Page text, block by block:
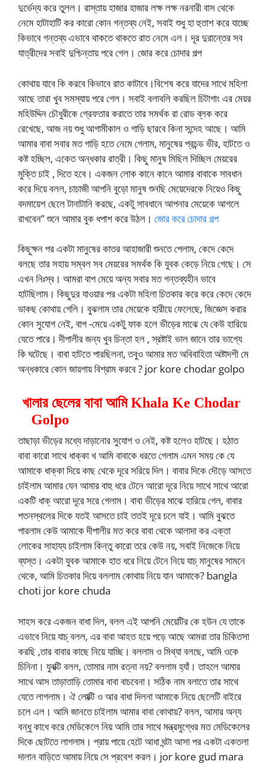
দুর্ভেদ্য করে তুলল। রাস্তায় হাজার হাজার লক্ষ লক্ষ নরনারী বাস থেকে
নেমে হাটাহাটি কর কারো কোন গন্তব্য নেই, সবাই শুধু হা হুতাশ করে যাচ্ছে
কিভাবে গন্তব্য এভাবে থাকতে থাকতে রাত নেমে এল। দূর দুরান্তের সব
যাত্রীদের সবাই দুশ্চিন্তায় পরে গেল। জোর করে চোদার গল্প
কোথায় যাবে কি করবে কিভাবে রাত কাটাবে।বিশেষ করে যাদের সাথে মহিলা
আছে তারা খুব সমস্যায় পরে গেল। সবাই বলাবলি করছিল চিটাগাং এর মেয়র
মহিউদ্দিন চৌধুরীকে গ্রেফতার করাতে তার সমর্থক রা রোড ব্লক করে
রেখেছে, আজ নয় শুধু আগামীকাল ও গাড়ি ছারবে কিনা সন্দেহ আছে। আমি
আমার বাবা সবার মত গাড়ি হতে নেমে গেলাম, মানুষের প্রচন্ড ভীর, হাটতে ও
কষ্ট হচ্ছিল, একেত অন্ধকার রাত্রী। কিছু মানুষ মিছিল দিচ্ছিল মেয়রের
মুক্তি চাই , দিতে হবে। একজন লোক কানে কানে আমার বাবাকে সাবধান
করে দিয়ে বলল, চাচাজী আপনি বুড়ো মানুষ শুনছি মেয়েদেরকে নিয়েও কিছু
বদমায়েশ ছেলে টানাটানি করছে, একটু সাবধানে আপনার মেয়েকে আগলে
রাখবেন” শুনে আমার বুক ধপাশ করে উঠল। জোর করে চোদার গল্প
কিছুক্ষন পর একটা মানুষের কাতর আহাজারী শুনতে পেলাম, কেদে কেদে
বলছে তার সহায় সম্বল সব মেয়রের সমর্থক কি যুবক কেড়ে নিয়ে গেছে। সে
এখন নিঃস্ব। আমরা বাপ মেয়ে অন্য সবার মত গন্তব্যহীন ভাবে
হাটছিলাম। কিছুদুর যাওয়ার পর একটা মহিলা চিতকার করে করে কেদে কেদে
ডাকছ কোথায় গেলি। বুঝলাম তার মেয়েকে হারীয়ে ফেলেছে, জিজ্ঞেস করার
কোন সুযোগ নেই, বাপ -মেয়ে একটু ফাক হলে ভীড়ের মাঝে যে কেউ হারিয়ে
যেতে পারে। দীপালীর জন্য খুব চিন্তা হল , স্রষ্টাই ভাল জানে তার ভাগ্যে
কি ঘটেছে। বাবা হাটতে পারছিলনা, তবুও আমার মত অবিবাহিতা অষ্টাদশী মে
অন্ধকারে কোন জায়গায় বিশ্রাম করবে ? jor kore chodar golpo
খালার ছেলের বাবা আমি Khala Ke Chodar
Golpo
তাছাড়া ভীড়ের মধ্যে দাড়ানোর সুযোগ ও নেই, কষ্ট হলেও হাটছে। হঠাত
বাবা কারো সাথে ধাক্কা খ আমি বাবাকে ধরতে গেলাম এমন সময় কে যে
আমাকে ধাক্কা দিয়ে কাছ থেকে দূরে সরিয়ে দিল। বাবার দিকে দৌড়ে আসতে
চাইলাম আমার যেন আমার বাহু ধরে টেনে আরো দূরে নিয়ে সাথে সাথে আরো
একটি ধাক্ আরো দূরে সরে গেলাম। বাবা ভীড়ের মাঝে হারিয়ে গেল, বাবার
পতনস্থলের দিকে যতই আসতে চাই ততই দূরে চলে যাই। আমি বুঝতে
পারলাম কেউ আমাকে দীপালীর মত করে বাবা থেকে আলাদা কর এক্তা
লোকের সাহায্য চাইলাম কিন্তু কারো তরে কেউ নয়, সবাই নিজেকে নিয়ে
ব্যস্ত। একটা যুবক আমাকে হাত ধরে নিয়ে টেনে নিয়ে যাচ্ মানুষের সামনে
থেকে, আমি চিতকার দিয়ে বললাম কোথায় নিয়ে যান আমাকে? bangla
choti jor kore chuda
সাহস করে একজন বাধা দিল, বলল এই আপনি মেয়েটির কে হউন যে তাকে
এভাবে নিয়ে যাচ্ বলল, এর বাবা আহত হয়ে পড়ে আছে আমরা তার চিকিতসা
করছি ,তার বাবার কাছে নিয়ে যাচ্ছি। বললাম ও মিথ্যা বলছে, আমি ওকে
চিনিনা। যুবক্টি বলল, তোমার নাম রত্না নয়? বললাম হ্যাঁ। তাহলে আমার
সাথে আস তাড়াতাড়ি তোমার বাবা বাচবেনা। সঠিক নাম বলাতে তার সাথে
যেতে লাগলাম। ঐ লোক্টি ও আর বাধা দিলনা আমাকে নিয়ে ছেলেটি বাইরে
চলে এল। আমি জানতে চাইলাম আমার বাবা কোথায়? বলল, আমার অন্য
বন্ধু কাধে করে মেডিকেলে নিয় আমি তার সাথে মন্ত্রমুগ্ধের মত মেডিকেলের
দিকে ছোটতে লাগলাম। প্রায় পায়ে হেটে আধা ঘন্টা আসা পর একটা একতলা
দালান বাড়িতে আমায় নিয়ে সে প্রবেশ করল। jor kore gud mara